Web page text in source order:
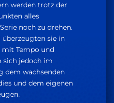
werden trotz der
alles
noch zu drehen.
sie in
mit Tempo und
sich jedoch im
dem wachsenden
und dem eigenen